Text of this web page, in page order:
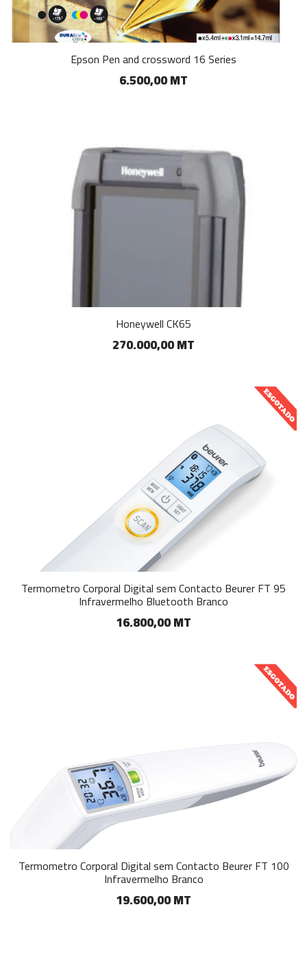
Epson Pen and crossword 16 Series
6.500,00 MT
Honeywell CK65
270.000,00 MT
Termometro Corporal Digital sem Contacto Beurer FT 95
Infravermelho Bluetooth Branco
16.800,00 MT
Termometro Corporal Digital sem Contacto Beurer FT 100
Infravermelho Branco
19.600,00 MT